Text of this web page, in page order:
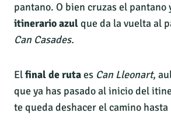
pantano. O bien cruzas el pantano
itinerario azulque da la vuelta al
Can Casades.
Elfinal de rutaes Can Lleonart,
que ya has pasado al inicio del
te queda deshacer el camino hasta